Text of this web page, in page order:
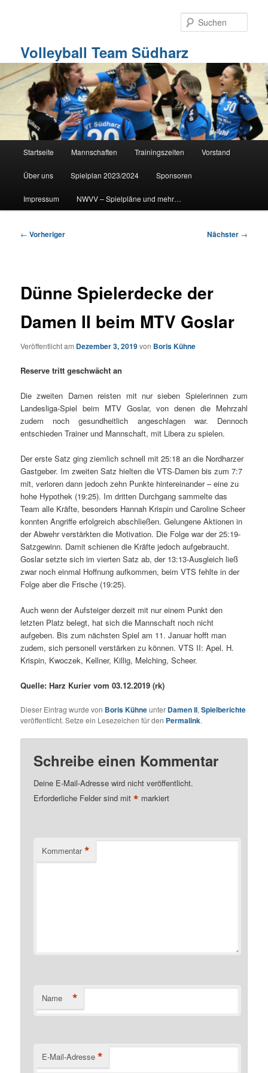
Volleyball Team Südharz
Startseite Mannschaften Trainingszeiten Vorstand
Über uns Spielplan 2023/2024 Sponsoren
Impressum NWVV – Spielpläne und mehr…
Beitragsnavigation
← Vorheriger Nächster →
Dünne Spielerdecke der
Damen II beim MTV Goslar
Veröffentlicht am Dezember 3, 2019von Boris Kühne
Reserve tritt geschwächt an
Die zweiten Damen reisten mit nur sieben Spielerinnen zum
Landesliga-Spiel beim MTV Goslar, von denen die Mehrzahl
zudem noch gesundheitlich angeschlagen war. Dennoch
entschieden Trainer und Mannschaft, mit Libera zu spielen.
Der erste Satz ging ziemlich schnell mit 25:18 an die Nordharzer
Gastgeber. Im zweiten Satz hielten die VTS-Damen bis zum 7:7
mit, verloren dann jedoch zehn Punkte hintereinander – eine zu
hohe Hypothek (19:25). Im dritten Durchgang sammelte das
Team alle Kräfte, besonders Hannah Krispin und Caroline Scheer
konnten Angriffe erfolgreich abschließen. Gelungene Aktionen in
der Abwehr verstärkten die Motivation. Die Folge war der 25:19-
Satzgewinn. Damit schienen die Kräfte jedoch aufgebraucht.
Goslar setzte sich im vierten Satz ab, der 13:13-Ausgleich ließ
zwar noch einmal Hoffnung aufkommen, beim VTS fehlte in der
Folge aber die Frische (19:25).
Auch wenn der Aufsteiger derzeit mit nur einem Punkt den
letzten Platz belegt, hat sich die Mannschaft noch nicht
aufgeben. Bis zum nächsten Spiel am 11. Januar hofft man
zudem, sich personell verstärken zu können. VTS II: Apel. H.
Krispin, Kwoczek, Kellner, Killig, Melching, Scheer.
Quelle: Harz Kurier vom 03.12.2019 (rk)
Dieser Eintrag wurde von Boris Kühneunter Damen II,Spielberichte
veröffentlicht. Setze ein Lesezeichen für den Permalink.
Schreibe einen Kommentar
Deine E-Mail-Adresse wird nicht veröffentlicht.
Erforderliche Felder sind mit* markiert
Kommentar *
Name *
E-Mail-Adresse *